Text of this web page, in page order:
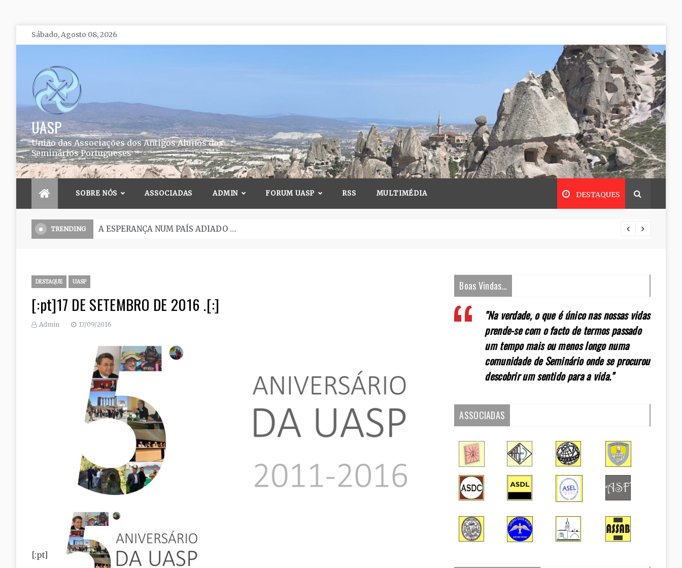
Skip
to
Sábado, Agosto 08, 2026
UASP
União das Associações dos Antigos Alunos dos
Seminários Portugueses
SOBRE NÓS ASSOCIADAS ADMIN FORUM UASP RSS MULTIMÉDIA DESTAQUES
TRENDING O Seminário, uma grande escola de formação.
DESTAQUE UASP
[:pt]17 DE SETEMBRO DE 2016 .[:]
Admin 17/09/2016
[:pt]
Boas Vindas…
"Na verdade, o que é único nas nossas vidas
prende-se com o facto de termos passado
um tempo mais ou menos longo numa
comunidade de Seminário onde se procurou
descobrir um sentido para a vida."
ASSOCIADAS